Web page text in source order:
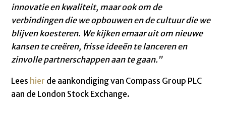
innovatie en kwaliteit, maar ook om de
verbindingen die we opbouwen en de cultuur die we
blijven koesteren. We kijken ernaar uit om nieuwe
kansen te creëren, frisse ideeën te lanceren en
zinvolle partnerschappen aan te gaan.”
Lees hier de aankondiging van Compass Group PLC
aan de London Stock Exchange.